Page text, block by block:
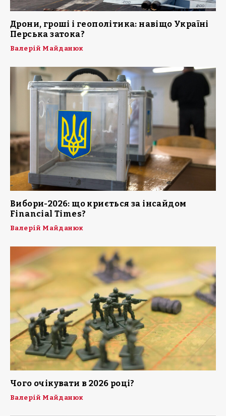
Дрони, гроші і геополітика: навіщо Україні
Перська затока?
Валерій Майданюк
Вибори-2026: що криється за інсайдом
Financial Times?
Валерій Майданюк
Чого очікувати в 2026 році?
Валерій Майданюк